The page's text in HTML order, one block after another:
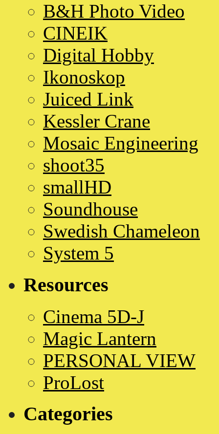
B&H Photo Video
CINEIK
Digital Hobby
Ikonoskop
Juiced Link
Kessler Crane
Mosaic Engineering
shoot35
smallHD
Soundhouse
Swedish Chameleon
System 5
Resources
Cinema 5D-J
Magic Lantern
PERSONAL VIEW
ProLost
Categories